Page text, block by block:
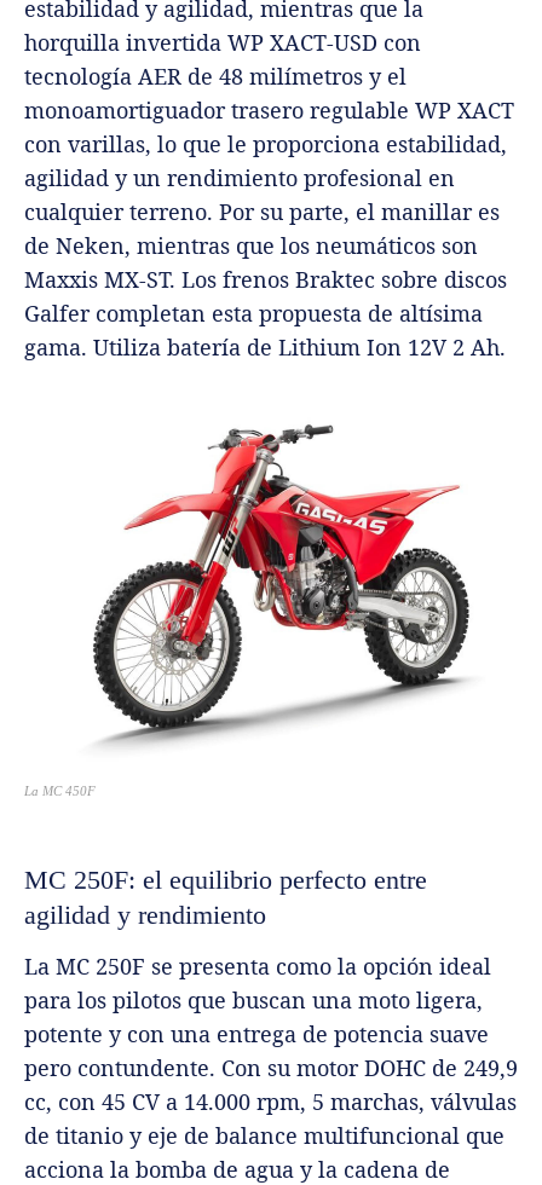
estabilidad y agilidad, mientras que la
horquilla invertida WP XACT-USD con
tecnología AER de 48 milímetros y el
monoamortiguador trasero regulable WP XACT
con varillas, lo que le proporciona estabilidad,
agilidad y un rendimiento profesional en
cualquier terreno. Por su parte, el manillar es
de Neken, mientras que los neumáticos son
Maxxis MX-ST. Los frenos Braktec sobre discos
Galfer completan esta propuesta de altísima
gama. Utiliza batería de Lithium Ion 12V 2 Ah.
La MC 450F
MC 250F: el equilibrio perfecto entre
agilidad y rendimiento
La MC 250F se presenta como la opción ideal
para los pilotos que buscan una moto ligera,
potente y con una entrega de potencia suave
pero contundente. Con su motor DOHC de 249,9
cc, con 45 CV a 14.000 rpm, 5 marchas, válvulas
de titanio y eje de balance multifuncional que
acciona la bomba de agua y la cadena de